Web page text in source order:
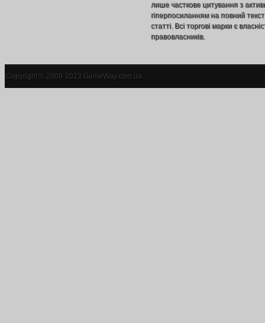
лише часткове цитування з
гіперпосиланням на повний текст
статті. Всі торгові марки є
правовласників.
Copyright © 2009-2023 GameWay.com.ua